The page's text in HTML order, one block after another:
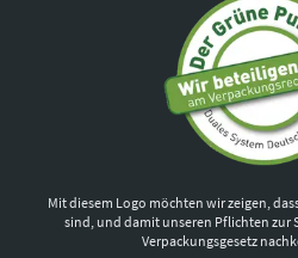
Mit diesem Logo möchten wir zeigen,
sind, und damit unseren Pflichten zur
Verpackungsgesetz